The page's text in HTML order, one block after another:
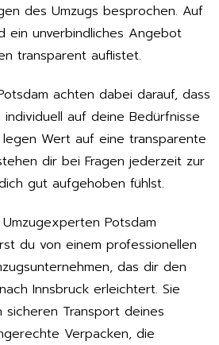
des Umzugs besprochen. Auf
ein unverbindliches Angebot
transparent auflistet.
achten dabei darauf, dass
auf deine Bedürfnisse
Wert auf eine transparente
dir bei Fragen jederzeit zur
gut aufgehoben fühlst.
Potsdam
du von einem professionellen
das dir den
Innsbruck erleichtert. Sie
sicheren Transport deines
Verpacken, die